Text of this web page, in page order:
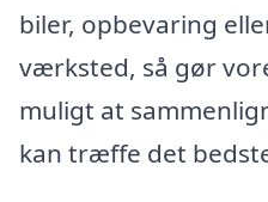
biler, opbevaring
værksted, så gør
muligt at
kan træffe det